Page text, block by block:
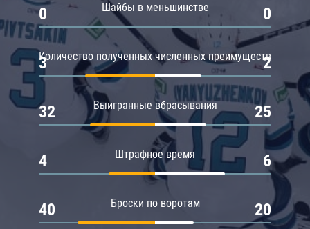
Шайбы в меньшинстве
0 0
Количество полученных численных преимуществ
3 2
Выигранные вбрасывания
32 25
Штрафное время
4 6
Броски по воротам
40 20